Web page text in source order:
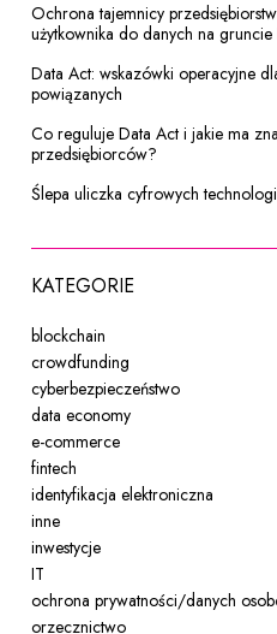
Ochrona tajemnicy
użytkownika do danych na
Data Act: wskazówki operacyjne
powiązanych
Co reguluje Data Act i jakie ma
przedsiębiorców?
Ślepa uliczka cyfrowych
KATEGORIE
blockchain
crowdfunding
cyberbezpieczeństwo
data economy
e-commerce
fintech
identyfikacja elektroniczna
inne
inwestycje
IT
ochrona prywatności/danych
orzecznictwo